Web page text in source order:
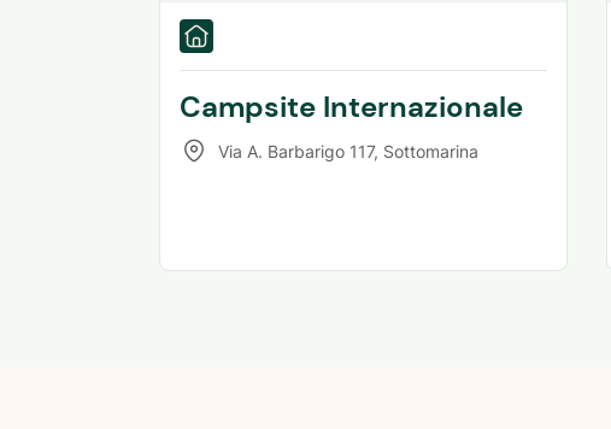
Campsite Internazionale
Via A. Barbarigo 117, Sottomarina